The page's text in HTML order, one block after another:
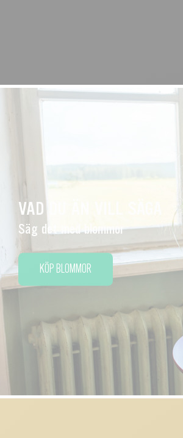
VAD DU ÄN VILL SÄGA
Säg det med blommor
KÖP BLOMMOR